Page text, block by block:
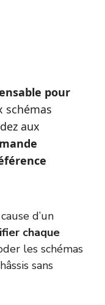
pour
schémas
aux
d’un
chaque
les schémas
sans